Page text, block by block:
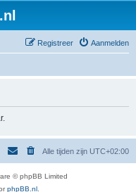
Aanmelden
Registreer
Alle tijden zijn UTC+02:00
© phpBB Limited
phpBB.nl